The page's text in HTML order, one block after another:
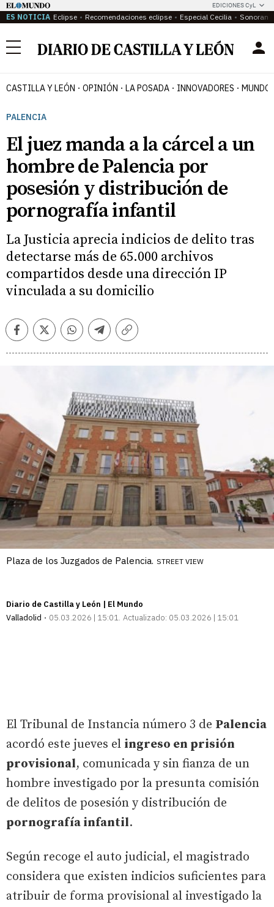
EDICIONES CyL
ES NOTICIA Eclipse Recomendaciones eclipse Especial Cecilia
Menú
CASTILLA Y LEÓN OPINIÓN LA POSADA INNOVADORES MUNDO
PALENCIA
El juez manda a la cárcel a un
hombre de Palencia por
posesión y distribución de
pornografía infantil
La Justicia aprecia indicios de delito tras
detectarse más de 65.000 archivos
compartidos desde una dirección IP
vinculada a su domicilio
FacebookTwitterWhatsappTelegramCopiar
Plaza de los Juzgados de Palencia. STREET VIEW
Diario de Castilla y León | El Mundo
Valladolid
05.03.2026 | 15:01 Actualizado: 05.03.2026 | 15:01
El Tribunal de Instancia número 3 de Palencia
acordó este jueves el ingreso en prisión
provisional, comunicada y sin fianza de un
hombre investigado por la presunta comisión
de delitos de posesión y distribución de
pornografía infantil.
Según recoge el auto judicial, el magistrado
considera que existen indicios suficientes para
atribuir de forma provisional al investigado la